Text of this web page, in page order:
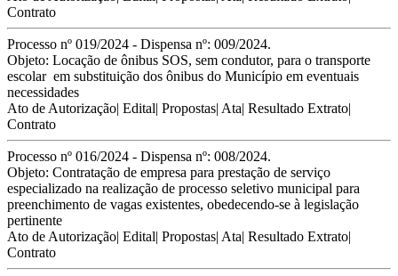
Contrato
Processo nº 019/2024 - Dispensa nº: 009/2024.
Objeto: Locação de ônibus SOS, sem condutor, para o transporte
escolar em substituição dos ônibus do Município em eventuais
necessidades
Ato de Autorização| Edital| Propostas| Ata| Resultado Extrato|
Contrato
Processo nº 016/2024 - Dispensa nº: 008/2024.
Objeto: Contratação de empresa para prestação de serviço
especializado na realização de processo seletivo municipal para
preenchimento de vagas existentes, obedecendo-se à legislação
pertinente
Ato de Autorização| Edital| Propostas| Ata| Resultado Extrato|
Contrato